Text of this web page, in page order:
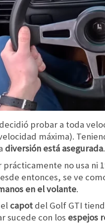
probar a toda
máxima).
diversión está asegurada.
no usa ni
entonces, se ve
en el volante.
capot del Golf GTI
sucede con los espejos